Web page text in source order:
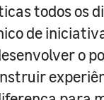
todos os
de
o